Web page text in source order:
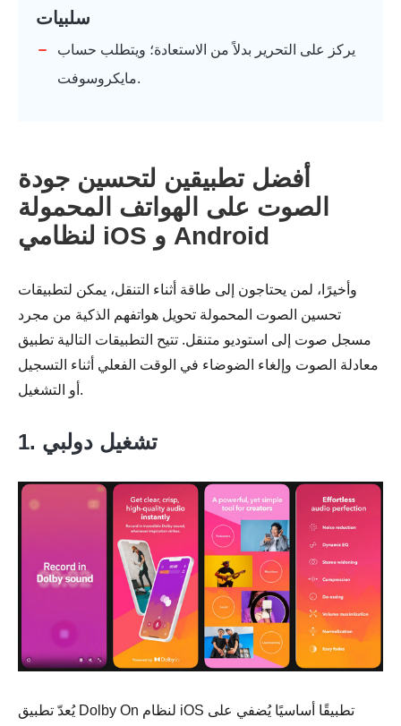
سلبيات
يركز على التحرير بدلاً من الاستعادة؛ ويتطلب حساب
مايكروسوفت.
أفضل تطبيقين لتحسين جودة
الصوت على الهواتف المحمولة
لنظامي iOS و Android
وأخيرًا، لمن يحتاجون إلى طاقة أثناء التنقل، يمكن لتطبيقات
تحسين الصوت المحمولة تحويل هواتفهم الذكية من مجرد
مسجل صوت إلى استوديو متنقل. تتيح التطبيقات التالية تطبيق
معادلة الصوت وإلغاء الضوضاء في الوقت الفعلي أثناء التسجيل
أو التشغيل.
1. تشغيل دولبي
يُعدّ تطبيق Dolby On لنظام iOS تطبيقًا أساسيًا يُضفي على